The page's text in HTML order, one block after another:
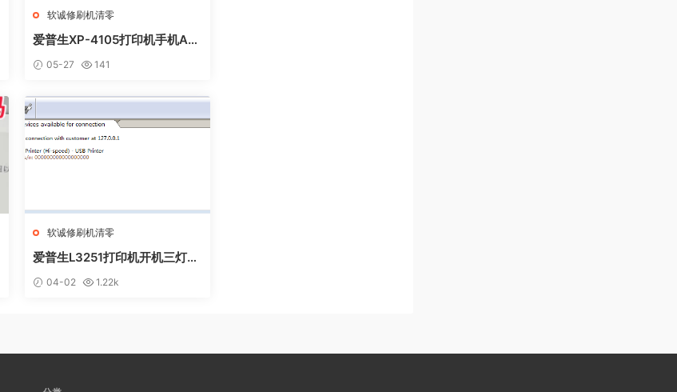
软诚修刷机清零
爱普生XP-4105打印机手机AP
盒 05-27 141
软诚修刷机清零
爱普生L3251打印机开机三灯长
04-02 1.22k